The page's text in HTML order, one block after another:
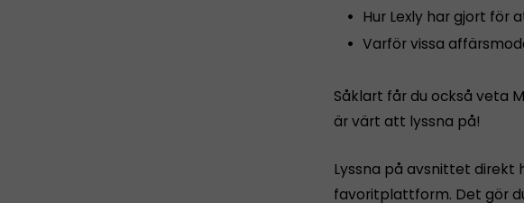
Hur Lexly har gjort för
Varför vissa
Såklart får du också veta
är värt att lyssna på!
Lyssna på avsnittet direkt
favoritplattform. Det gör